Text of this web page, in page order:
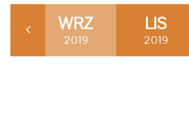
WRZ
2019
LIS
2019